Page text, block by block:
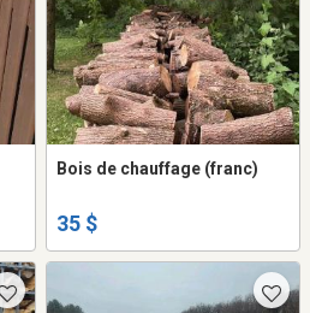
Bois de chauffage (franc)
35 $